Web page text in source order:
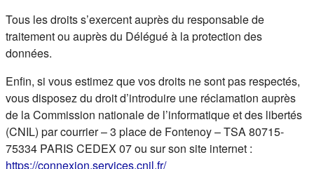
Tous les droits s’exercent auprès du responsable de
traitement ou auprès du Délégué à la protection des
données.
Enfin, si vous estimez que vos droits ne sont pas respectés,
vous disposez du droit d’introduire une réclamation auprès
de la Commission nationale de l’informatique et des libertés
(CNIL) par courrier – 3 place de Fontenoy – TSA 80715-
75334 PARIS CEDEX 07 ou sur son site internet :
https://connexion.services.cnil.fr/(s'ouvre dans un nouvel